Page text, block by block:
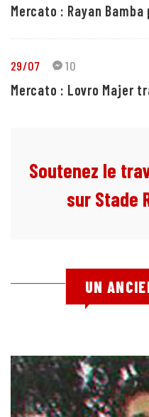
Mercato : Rayan
29/07 10
Mercato : Lovro Majer
Soutenez le
sur Stade
UN